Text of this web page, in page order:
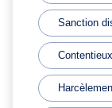
Sanction